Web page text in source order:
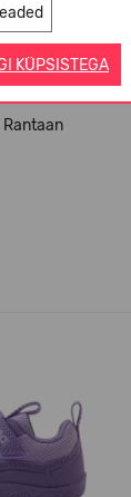
KÜPSISTEGA
Rantaan